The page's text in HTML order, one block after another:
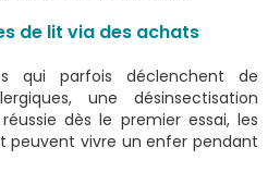
de lit via des achats
qui parfois déclenchent de
une désinsectisation
dès le premier essai, les
peuvent vivre un enfer pendant